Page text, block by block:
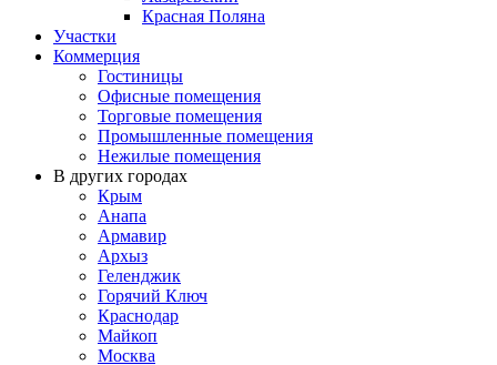
Красная Поляна
Участки
Коммерция
Гостиницы
Офисные помещения
Торговые помещения
Промышленные помещения
Нежилые помещения
В других городах
Крым
Анапа
Армавир
Архыз
Геленджик
Горячий Ключ
Краснодар
Майкоп
Москва